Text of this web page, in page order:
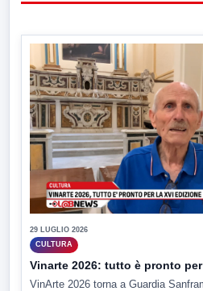
29 LUGLIO 2026
CULTURA
Vinarte 2026: tutto è pronto
VinArte 2026 torna a Guardia